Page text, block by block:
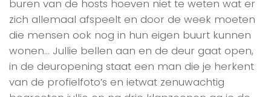
buren van de hosts hoeven niet te weten wat er
zich allemaal afspeelt en door de week moeten
die mensen ook nog in hun eigen buurt kunnen
wonen… Jullie bellen aan en de deur gaat open,
in de deuropening staat een man die je herkent
van de profielfoto’s en ietwat zenuwachtig